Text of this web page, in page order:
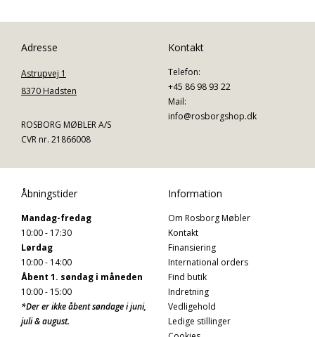
Adresse
Astrupvej 1
8370 Hadsten
ROSBORG MØBLER A/S
CVR nr. 21866008
Kontakt
Telefon:
+45 86 98 93 22
Mail:
info@rosborgshop.dk
Åbningstider
Mandag-fredag
10:00 - 17:30
Lørdag
10:00 - 14:00
Åbent 1. søndag i måneden
10:00 - 15:00
*Der er ikke åbent søndage i juni,
juli & august.
Information
Om Rosborg Møbler
Kontakt
Finansiering
International orders
Find butik
Indretning
Vedligehold
Ledige stillinger